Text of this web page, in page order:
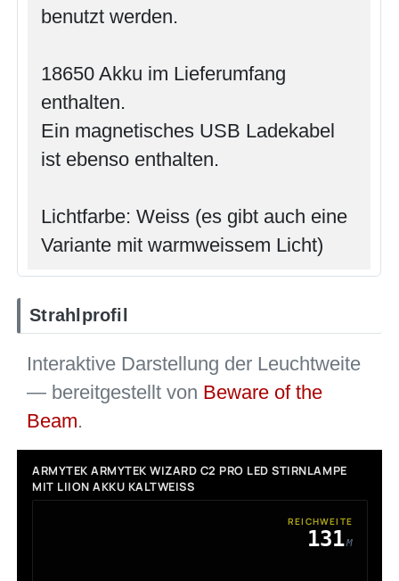
benutzt werden.
18650 Akku im Lieferumfang
enthalten.
Ein magnetisches USB Ladekabel
ist ebenso enthalten.
Lichtfarbe: Weiss (es gibt auch eine
Variante mit warmweissem Licht)
Strahlprofil
Interaktive Darstellung der Leuchtweite
— bereitgestellt von Beware of the
Beam.